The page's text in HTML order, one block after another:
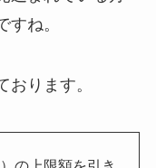
ね。
ります。